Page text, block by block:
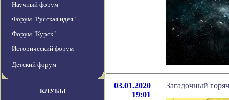
Научный форум
Форум "Русская идея"
Форум "Курск"
Исторический форум
Детский форум
КЛУБЫ
03.01.2020
19:01
Загадочный